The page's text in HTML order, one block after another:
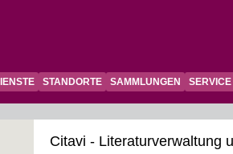
STANDORTE SAMMLUNGEN SERVICE
Citavi - Literaturverwaltung